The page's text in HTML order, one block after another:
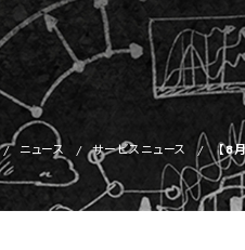
ニュース サービスニュース
【8